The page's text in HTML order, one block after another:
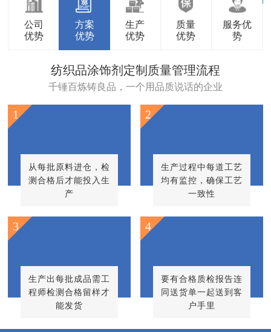
公司
优势
方案
优势
生产
优势
质量
优势
服务优
势
纺织品涂饰剂定制质量管理流程
千锤百炼铸良品，一个用品质说话的企业
从每批原料进仓，检
测合格后才能投入生
产
1
生产过程中每道工艺
均有监控，确保工艺
一致性
2
生产出每批成品需工
程师检测合格留样才
能发货
3
要有合格质检报告连
同送货单一起送到客
户手里
4